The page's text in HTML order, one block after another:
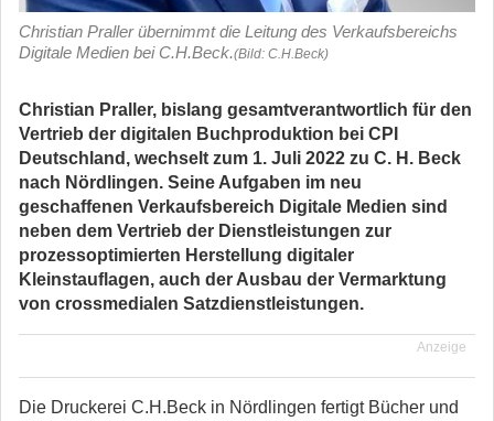
Christian Praller übernimmt die Leitung des Verkaufsbereichs
Digitale Medien bei C.H.Beck.(Bild: C.H.Beck)
Christian Praller, bislang gesamtverantwortlich für den
Vertrieb der digitalen Buchproduktion bei CPI
Deutschland, wechselt zum 1. Juli 2022 zu C. H. Beck
nach Nördlingen. Seine Aufgaben im neu
geschaffenen Verkaufsbereich Digitale Medien sind
neben dem Vertrieb der Dienstleistungen zur
prozessoptimierten Herstellung digitaler
Kleinstauflagen, auch der Ausbau der Vermarktung
von crossmedialen Satzdienstleistungen.
Anzeige
Die Druckerei C.H.Beck in Nördlingen fertigt Bücher und